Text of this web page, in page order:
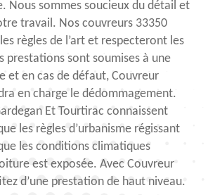
Nous sommes soucieux du détail et
travail. Nos couvreurs 33350
règles de l’art et respecteront les
prestations sont soumises à une
et en cas de défaut, Couvreur
en charge le dédommagement.
Et Tourtirac connaissent
les règles d’urbanisme régissant
les conditions climatiques
est exposée. Avec Couvreur
d’une prestation de haut niveau.